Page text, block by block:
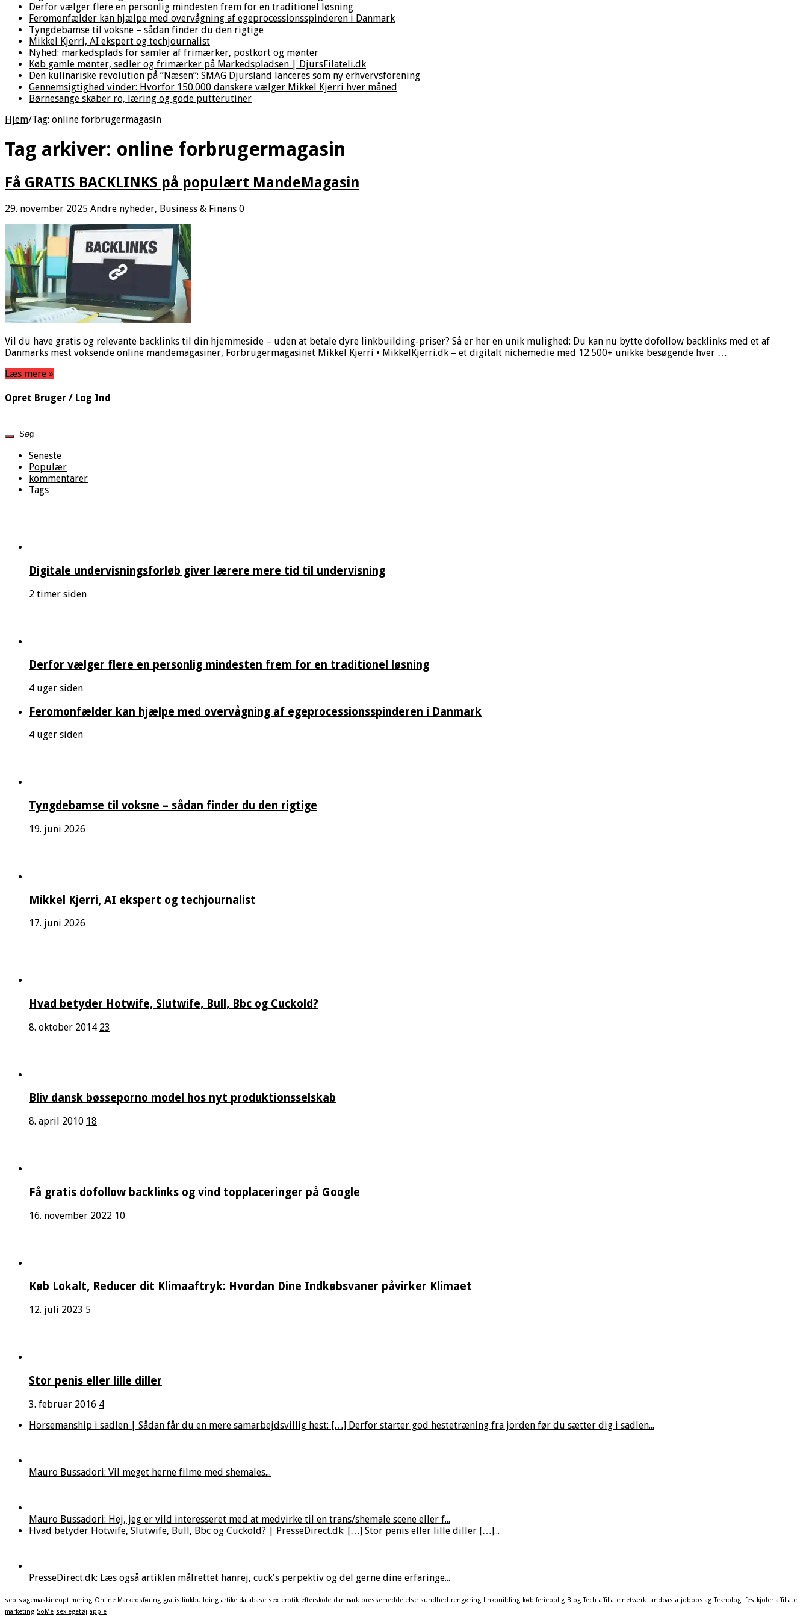
Derfor vælger flere en personlig mindesten frem for en traditionel løsning
Feromonfælder kan hjælpe med overvågning af egeprocessionsspinderen i Danmark
Tyngdebamse til voksne – sådan finder du den rigtige
Mikkel Kjerri, AI ekspert og techjournalist
Nyhed: markedsplads for samler af frimærker, postkort og mønter
Køb gamle mønter, sedler og frimærker på Markedspladsen | DjursFilateli.dk
Den kulinariske revolution på ”Næsen”: SMAG Djursland lanceres som ny erhvervsforening
Gennemsigtighed vinder: Hvorfor 150.000 danskere vælger Mikkel Kjerri hver måned
Børnesange skaber ro, læring og gode putterutiner
Hjem/Tag: online forbrugermagasin
Tag arkiver: online forbrugermagasin
Få GRATIS BACKLINKS på populært MandeMagasin
29. november 2025 Andre nyheder, Business & Finans 0
Vil du have gratis og relevante backlinks til din hjemmeside – uden at betale dyre linkbuilding-priser? Så er her en unik mulighed: Du kan nu bytte dofollow backlinks med et af
Danmarks mest voksende online mandemagasiner, Forbrugermagasinet Mikkel Kjerri • MikkelKjerri.dk – et digitalt nichemedie med 12.500+ unikke besøgende hver …
Læs mere »
Opret Bruger / Log Ind
Seneste
Populær
kommentarer
Tags
Digitale undervisningsforløb giver lærere mere tid til undervisning
2 timer siden
Derfor vælger flere en personlig mindesten frem for en traditionel løsning
4 uger siden
Feromonfælder kan hjælpe med overvågning af egeprocessionsspinderen i Danmark
4 uger siden
Tyngdebamse til voksne – sådan finder du den rigtige
19. juni 2026
Mikkel Kjerri, AI ekspert og techjournalist
17. juni 2026
Hvad betyder Hotwife, Slutwife, Bull, Bbc og Cuckold?
8. oktober 2014 23
Bliv dansk bøsseporno model hos nyt produktionsselskab
8. april 2010 18
Få gratis dofollow backlinks og vind topplaceringer på Google
16. november 2022 10
Køb Lokalt, Reducer dit Klimaaftryk: Hvordan Dine Indkøbsvaner påvirker Klimaet
12. juli 2023 5
Stor penis eller lille diller
3. februar 2016 4
Horsemanship i sadlen | Sådan får du en mere samarbejdsvillig hest: […] Derfor starter god hestetræning fra jorden før du sætter dig i sadlen...
Mauro Bussadori: Vil meget herne filme med shemales...
Mauro Bussadori: Hej, jeg er vild interesseret med at medvirke til en trans/shemale scene eller f...
Hvad betyder Hotwife, Slutwife, Bull, Bbc og Cuckold? | PresseDirect.dk: […] Stor penis eller lille diller […]...
PresseDirect.dk: Læs også artiklen målrettet hanrej, cuck's perpektiv og del gerne dine erfaringe...
seo søgemaskineoptimering Online Markedsføring gratis linkbuilding artikeldatabase sex erotik efterskole danmark pressemeddelelse sundhed rengøring linkbuilding køb feriebolig Blog Tech affiliate netværk tandpasta jobopslag Teknologi festkjoler affiliate
marketing SoMe sexlegetøj apple